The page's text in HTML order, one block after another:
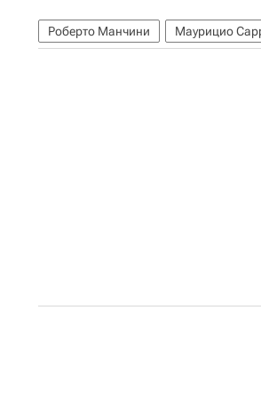
Роберто Манчини Маурицио